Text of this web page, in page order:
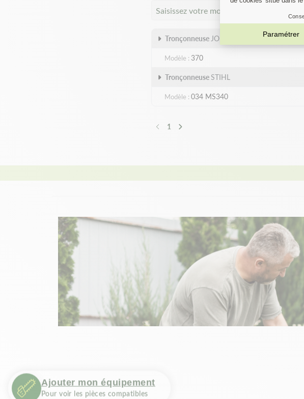
Ajouter mon équipement
Pour voir les pièces compatibles
Saisissez votre modèle…
TronçonneuseJONSERED
Modèle
370
TronçonneuseSTIHL
Modèle 034 MS340
Précédent
1 Suivant